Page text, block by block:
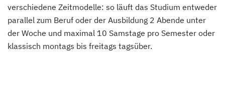
verschiedene Zeitmodelle: so läuft das Studium entweder
parallel zum Beruf oder der Ausbildung 2 Abende unter
der Woche und maximal 10 Samstage pro Semester oder
klassisch montags bis freitags tagsüber.